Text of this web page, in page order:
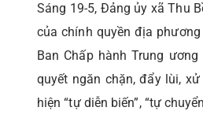
Sáng 19-5, Đảng ủy xã Thu
của chính quyền địa
Ban Chấp hành Trung
quyết ngăn chặn, đẩy lùi,
hiện “tự diễn biến”, “tự